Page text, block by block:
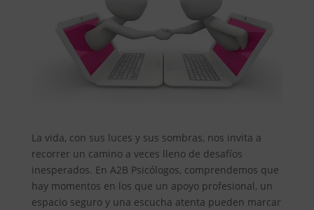
La vida, con sus luces y sus sombras, nos invita a
recorrer un camino a veces lleno de desafíos
inesperados. En A2B Psicólogos, comprendemos que
hay momentos en los que un apoyo profesional, un
espacio seguro y una escucha atenta pueden marcar